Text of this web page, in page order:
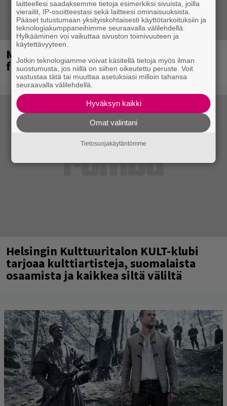
Mainioita uutisia Remu Aaltosen
faneille
Helsingin Kulttuuritalon KULT-klubi
tarjoaa kulttiartisteja, suomalaista
osaamista ja kaikkea siltä väliltä
laitteellesi saadaksemme tietoja esimerkiksi sivuista, joilla
vierailit, IP-osoitteestasi sekä laitteesi ominaisuuksista.
Pääset tutustumaan yksityiskohtaisesti käyttötarkoituksiin ja
teknologiakumppaneihimme seuraavalla välilehdellä.
Hylkääminen voi vaikuttaa sivuston toimivuuteen ja
käytettävyyteen.
Jotkin teknologiamme voivat käsitellä tietoja myös ilman
suostumusta, jos niillä on siihen oikeutettu peruste. Voit
vastustaa tätä tai muuttaa asetuksiasi milloin tahansa
seuraavalla välilehdellä.
Hyväksyn kaikki
Omat valintani
Tietosuojakäytäntömme